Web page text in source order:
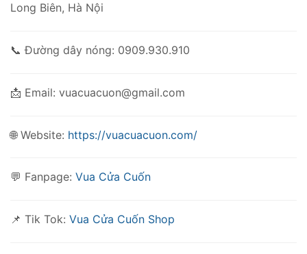
Long Biên, Hà Nội
📞 Đường dây nóng: 0909.930.910
📩 Email: vuacuacuon@gmail.com
🌐 Website: https://vuacuacuon.com/
💬 Fanpage: Vua Cửa Cuốn
📌 Tik Tok: Vua Cửa Cuốn Shop